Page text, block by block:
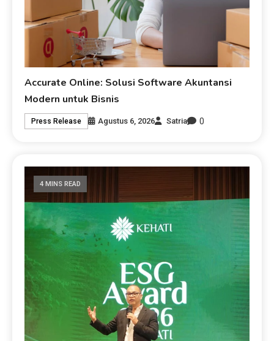
Accurate Online: Solusi Software Akuntansi
Modern untuk Bisnis
Press Release Agustus 6, 2026 Satria 0
4 MINS READ